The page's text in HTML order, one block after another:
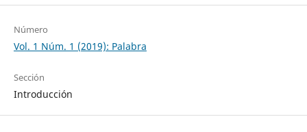
Número
Vol. 1 Núm. 1 (2019): Palabra
Sección
Introducción